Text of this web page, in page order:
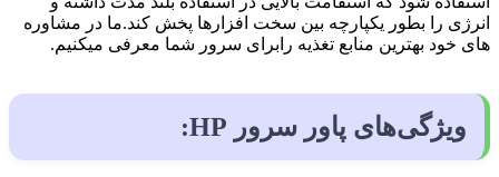
انرژی را بطور یکپارچه بین سخت افزارها پخش کند.ما در مشاوره
های خود بهترین منابع تغذیه رابرای سرور شما معرفی میکنیم.
ویژگی‌های پاور سرور HP: